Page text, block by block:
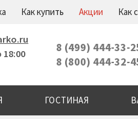
Как купить Акции Как
18:00
8 (499) 444-33-
8 (800) 444-32-
ГОСТИНАЯ